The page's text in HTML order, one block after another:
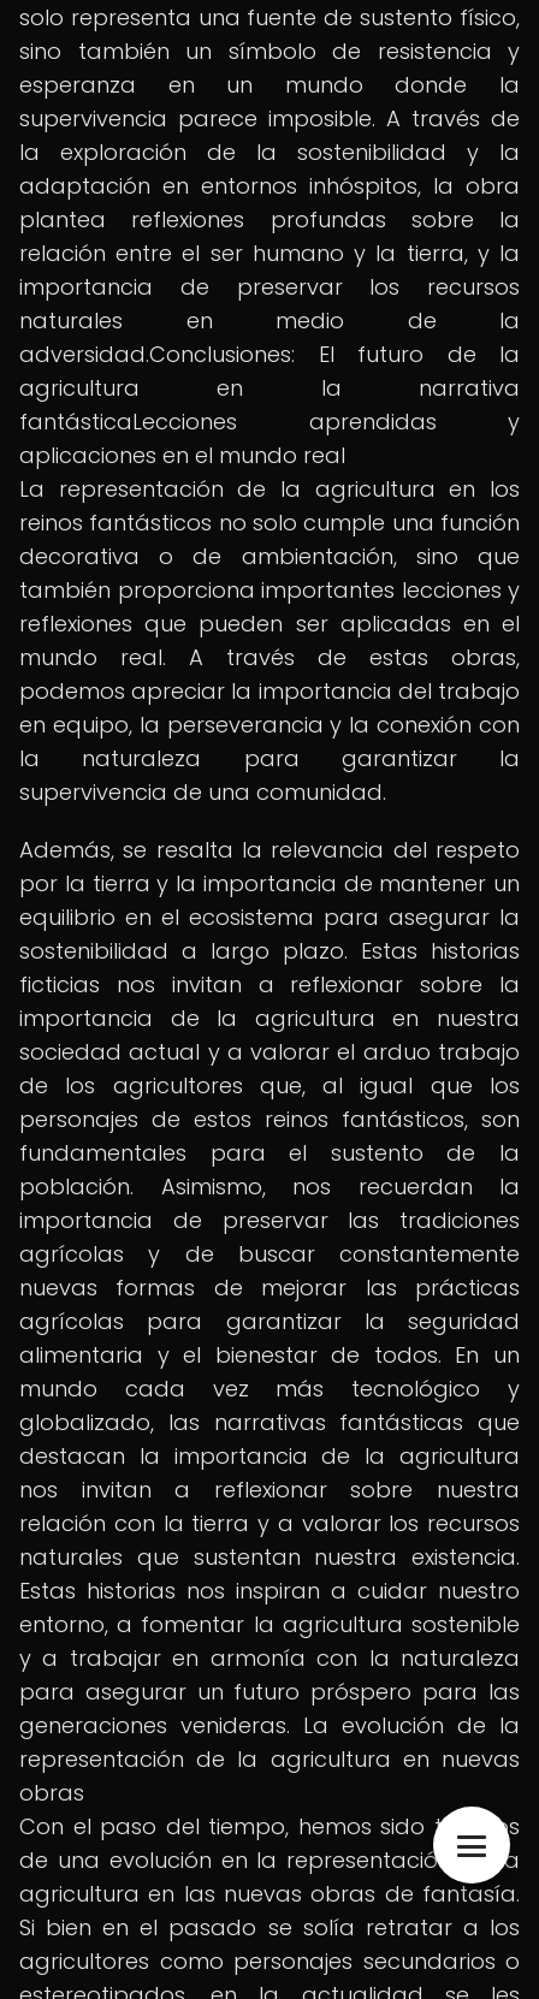
solo representa una fuente de sustento físico,
sino también un símbolo de resistencia y
esperanza en un mundo donde la
supervivencia parece imposible. A través de
la exploración de la sostenibilidad y la
adaptación en entornos inhóspitos, la obra
plantea reflexiones profundas sobre la
relación entre el ser humano y la tierra, y la
importancia de preservar los recursos
naturales en medio de la
adversidad.Conclusiones: El futuro de la
agricultura en la narrativa
fantásticaLecciones aprendidas y
aplicaciones en el mundo real
La representación de la agricultura en los
reinos fantásticos no solo cumple una función
decorativa o de ambientación, sino que
también proporciona importantes lecciones y
reflexiones que pueden ser aplicadas en el
mundo real. A través de estas obras,
podemos apreciar la importancia del trabajo
en equipo, la perseverancia y la conexión con
la naturaleza para garantizar la
supervivencia de una comunidad.
Además, se resalta la relevancia del respeto
por la tierra y la importancia de mantener un
equilibrio en el ecosistema para asegurar la
sostenibilidad a largo plazo. Estas historias
ficticias nos invitan a reflexionar sobre la
importancia de la agricultura en nuestra
sociedad actual y a valorar el arduo trabajo
de los agricultores que, al igual que los
personajes de estos reinos fantásticos, son
fundamentales para el sustento de la
población. Asimismo, nos recuerdan la
importancia de preservar las tradiciones
agrícolas y de buscar constantemente
nuevas formas de mejorar las prácticas
agrícolas para garantizar la seguridad
alimentaria y el bienestar de todos. En un
mundo cada vez más tecnológico y
globalizado, las narrativas fantásticas que
destacan la importancia de la agricultura
nos invitan a reflexionar sobre nuestra
relación con la tierra y a valorar los recursos
naturales que sustentan nuestra existencia.
Estas historias nos inspiran a cuidar nuestro
entorno, a fomentar la agricultura sostenible
y a trabajar en armonía con la naturaleza
para asegurar un futuro próspero para las
generaciones venideras. La evolución de la
representación de la agricultura en nuevas
obras
Con el paso del tiempo, hemos sido testigos
de una evolución en la representación de la
agricultura en las nuevas obras de fantasía.
Si bien en el pasado se solía retratar a los
agricultores como personajes secundarios o